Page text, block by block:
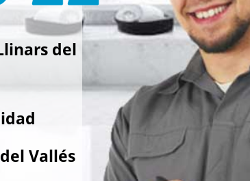
del
Vallés